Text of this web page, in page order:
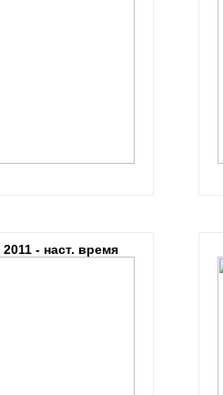
2011 - наст. время